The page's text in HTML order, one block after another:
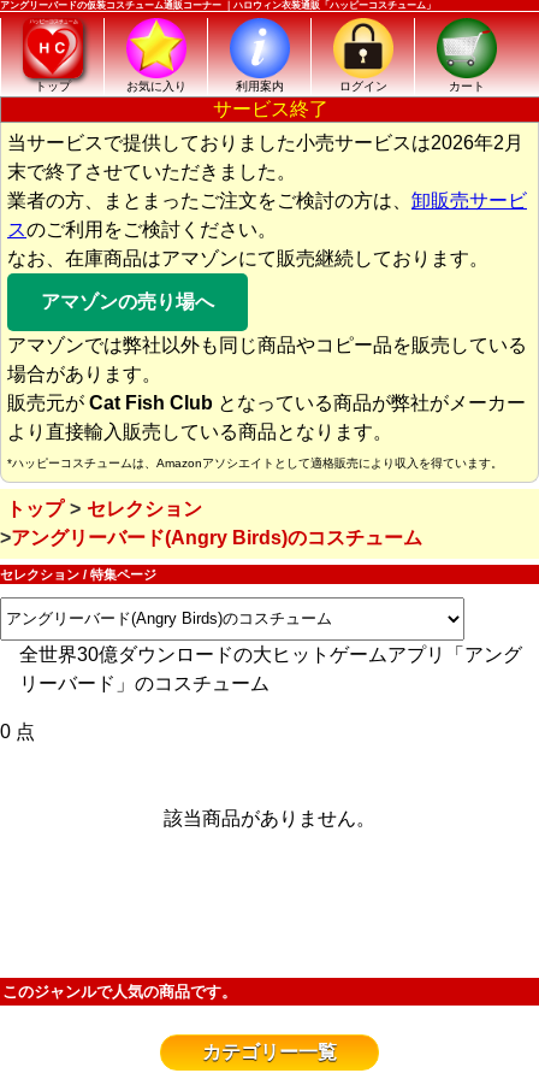
アングリーバードの仮装コスチューム通販コーナー ｜ハロウィン衣装通販「ハッピーコスチューム」
トップ お気に入り 利用案内 ログイン カート
サービス終了
当サービスで提供しておりました小売サービスは2026年2月
末で終了させていただきました。
業者の方、まとまったご注文をご検討の方は、 卸販売サービ
スのご利用をご検討ください。
なお、在庫商品はアマゾンにて販売継続しております。
アマゾンの売り場へ
アマゾンでは弊社以外も同じ商品やコピー品を販売している
場合があります。
販売元が Cat Fish Club となっている商品が弊社がメーカー
より直接輸入販売している商品となります。
*ハッピーコスチュームは、Amazonアソシエイトとして適格販売により収入を得ています。
トップ
セレクション
アングリーバード(Angry Birds)のコスチューム
セレクション / 特集ページ
全世界30億ダウンロードの大ヒットゲームアプリ「アング
リーバード」のコスチューム
0 点
該当商品がありません。
このジャンルで人気の商品です。
カテゴリー一覧